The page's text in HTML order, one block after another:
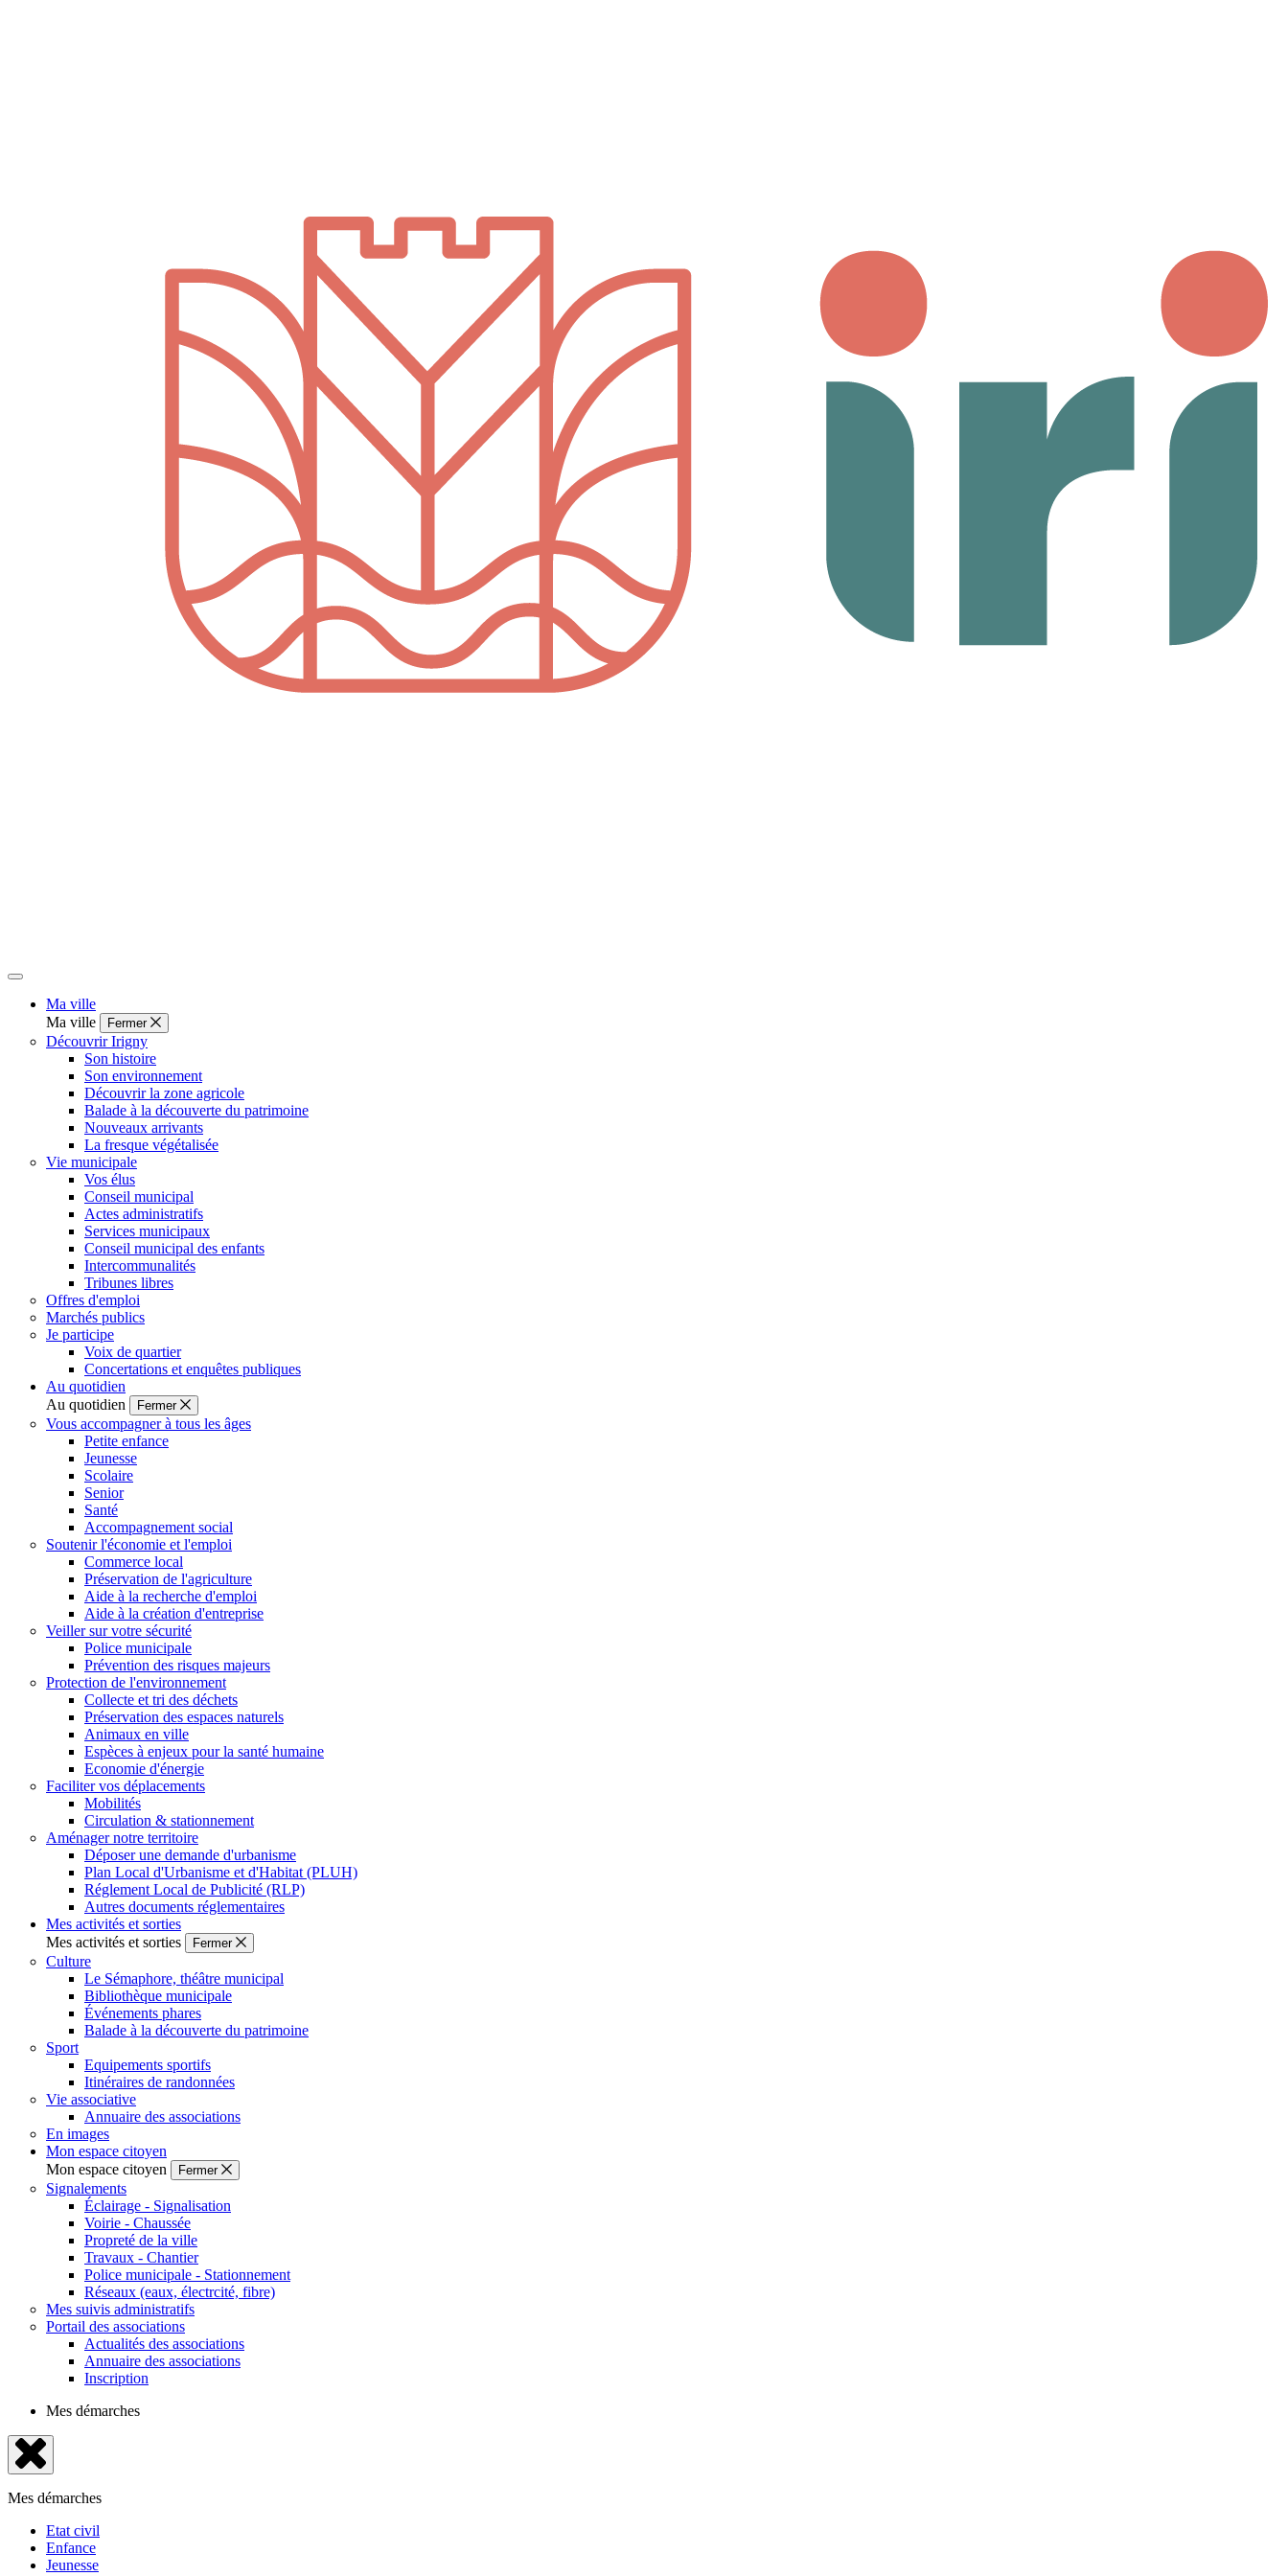
Ma ville
Ma ville
Fermer
Découvrir Irigny
Son histoire
Son environnement
Découvrir la zone agricole
Balade à la découverte du patrimoine
Nouveaux arrivants
La fresque végétalisée
Vie municipale
Vos élus
Conseil municipal
Actes administratifs
Services municipaux
Conseil municipal des enfants
Intercommunalités
Tribunes libres
Offres d'emploi
Marchés publics
Je participe
Voix de quartier
Concertations et enquêtes publiques
Au quotidien
Au quotidien
Fermer
Vous accompagner à tous les âges
Petite enfance
Jeunesse
Scolaire
Senior
Santé
Accompagnement social
Soutenir l'économie et l'emploi
Commerce local
Préservation de l'agriculture
Aide à la recherche d'emploi
Aide à la création d'entreprise
Veiller sur votre sécurité
Police municipale
Prévention des risques majeurs
Protection de l'environnement
Collecte et tri des déchets
Préservation des espaces naturels
Animaux en ville
Espèces à enjeux pour la santé humaine
Economie d'énergie
Faciliter vos déplacements
Mobilités
Circulation & stationnement
Aménager notre territoire
Déposer une demande d'urbanisme
Plan Local d'Urbanisme et d'Habitat (PLUH)
Réglement Local de Publicité (RLP)
Autres documents réglementaires
Mes activités et sorties
Mes activités et sorties
Fermer
Culture
Le Sémaphore, théâtre municipal
Bibliothèque municipale
Événements phares
Balade à la découverte du patrimoine
Sport
Equipements sportifs
Itinéraires de randonnées
Vie associative
Annuaire des associations
En images
Mon espace citoyen
Mon espace citoyen
Fermer
Signalements
Éclairage - Signalisation
Voirie - Chaussée
Propreté de la ville
Travaux - Chantier
Police municipale - Stationnement
Réseaux (eaux, électrcité, fibre)
Mes suivis administratifs
Portail des associations
Actualités des associations
Annuaire des associations
Inscription
Mes démarches
Fermer
le
menu
Mes démarches
Etat civil
Enfance
Jeunesse